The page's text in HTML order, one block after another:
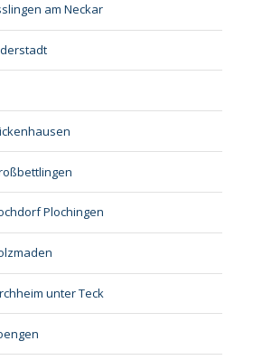
am Neckar
Plochingen
unter Teck